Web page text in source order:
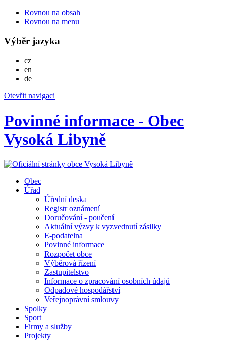
Rovnou na obsah
Rovnou na menu
Výběr jazyka
czČesky
en
deDeutsch
Otevřit navigaci
Povinné informace - Obec
Vysoká Libyně
Obec
Úřad
Úřední deska
Registr oznámení
Doručování - poučení
Aktuální výzvy k vyzvednutí zásilky
E-podatelna
Povinné informace
Rozpočet obce
Výběrová řízení
Zastupitelstvo
Informace o zpracování osobních údajů
Odpadové hospodářství
Veřejnoprávní smlouvy
Spolky
Sport
Firmy a služby
Projekty